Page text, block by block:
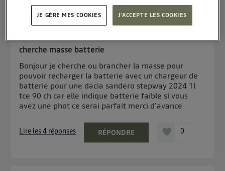
jacq44546755
0like
cherche masse batterie
Bonjour je cherche ou brancher la masse pour
pouvoir recharger la batterie avec un chargeur de
batterie pour une dacia sandero stepway 2024 1l
tce 90 ch car elle indique batterie faible si vous
avez une phot ce serai parfait merci d'avance
Lire les 4 réponses RÉPONDRE 0
cette notice de consentement) et liées à votre
télécom participantet que vous consentez sur
La technologie Utiq a été conçue pour la protection
de vos données personnelles en vous offrant choix et
contrôle.
Elle utilise un identifiant créé par votre opérateur
de votre contrat internet (ex : votre numéro de
téléphone).
JE GÈRE MES COOKIES J'ACCEPTE LES COOKIES